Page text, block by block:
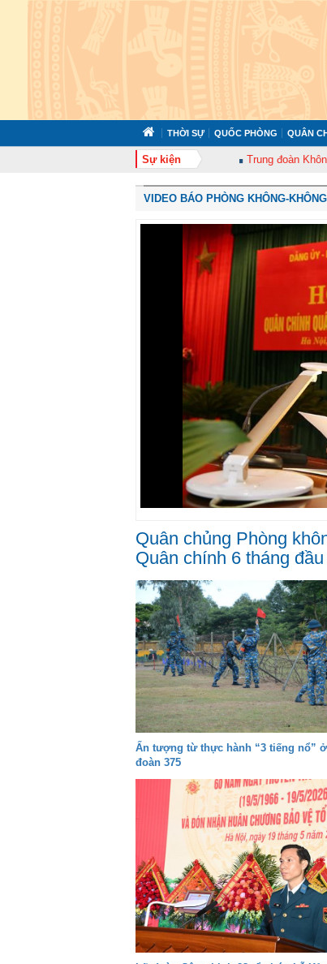
THỜI SỰ QUỐC PHÒNG QUÂN
Sự kiện
tổ chức tập huấn cán bộ năm 2026 Trung đoàn Không quân
VIDEO BÁO PHÒNG KHÔNG-
Quân chủng Phòng
Quân chính 6 tháng
Ấn tượng từ thực hành “3 tiếng nổ”
đoàn 375